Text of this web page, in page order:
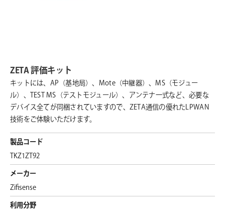
ZETA 評価キット
キットには、AP（基地局）、Mote（中継器）、MS（モジュー
ル）、TEST MS（テストモジュール）、アンテナ一式など、必要な
デバイス全てが同梱されていますので、ZETA通信の優れたLPWAN
技術をご体験いただけます。
製品コード
TKZ1ZT92
メーカー
Zifisense
利用分野